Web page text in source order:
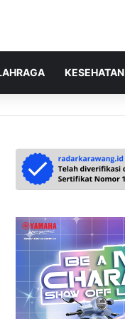
KESEHATAN